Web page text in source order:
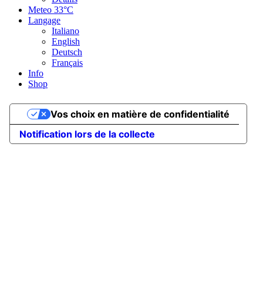
Meteo 33°C
Langage
Italiano
English
Deutsch
Français
Info
Shop
Notification lors de la collecte
Vos choix en matière de confidentialité